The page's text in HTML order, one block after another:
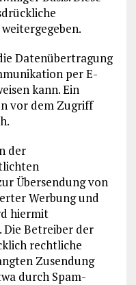
Datenübertragung
per E-
kann. Ein
vor dem Zugriff
der
Übersendung von
Werbung und
hiermit
Die Betreiber der
rechtliche
Zusendung
durch Spam-